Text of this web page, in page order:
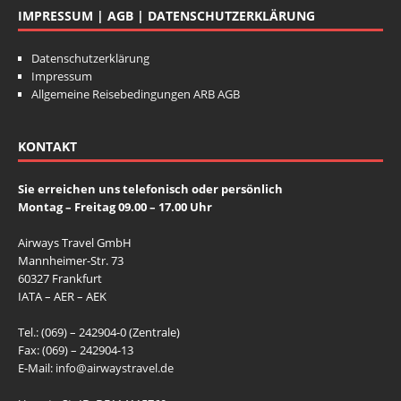
b
o
o
k
A
p
st
o
o
k
p
p
o
o
k
p
o
o
k
p
p
o
o
k
p
IMPRESSUM | AGB | DATENSCHUTZERKLÄRUNG
Datenschutzerklärung
Impressum
Allgemeine Reisebedingungen ARB AGB
KONTAKT
Sie erreichen uns telefonisch oder persönlich
Montag – Freitag 09.00 – 17.00 Uhr
Airways Travel GmbH
Mannheimer-Str. 73
60327 Frankfurt
IATA – AER – AEK
Tel.: (069) – 242904-0 (Zentrale)
Fax: (069) – 242904-13
E-Mail: info@airwaystravel.de